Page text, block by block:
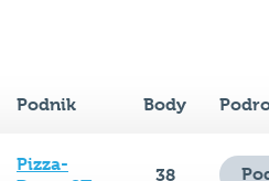
Podnik Body
Pizza-
38